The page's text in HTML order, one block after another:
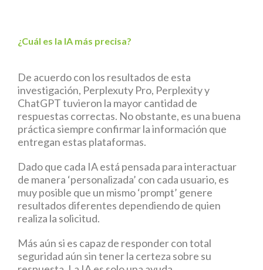
¿Cuál es la IA más precisa?
De acuerdo con los resultados de esta
investigación, Perplexuty Pro, Perplexity y
ChatGPT tuvieron la mayor cantidad de
respuestas correctas. No obstante, es una buena
práctica siempre confirmar la información que
entregan estas plataformas.
Dado que cada IA está pensada para interactuar
de manera ‘personalizada’ con cada usuario, es
muy posible que un mismo ‘prompt’ genere
resultados diferentes dependiendo de quien
realiza la solicitud.
Más aún si es capaz de responder con total
seguridad aún sin tener la certeza sobre su